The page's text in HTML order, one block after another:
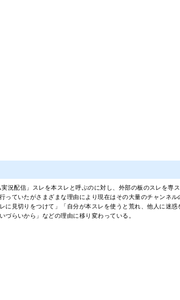
況配信」スレを本スレと呼ぶのに対し、外部の板のスレを専ス
ていたがさまざまな理由により現在はその大量のチャンネル
に見切りをつけて」「自分が本スレを使うと荒れ、他人に迷
らいから」などの理由に移り変わっている。